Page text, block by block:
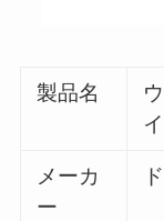
製品名
メーカ
ー